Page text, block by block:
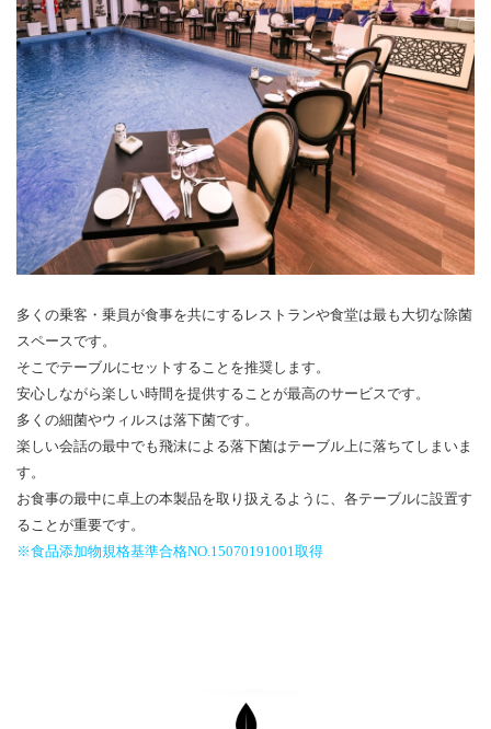
多くの乗客・乗員が食事を共にするレストランや食堂は最も大切な除菌
スペースです。
そこでテーブルにセットすることを推奨します。
安心しながら楽しい時間を提供することが最高のサービスです。
多くの細菌やウィルスは落下菌です。
楽しい会話の最中でも飛沫による落下菌はテーブル上に落ちてしまいま
す。
お食事の最中に卓上の本製品を取り扱えるように、各テーブルに設置す
ることが重要です。
※食品添加物規格基準合格NO.15070191001取得